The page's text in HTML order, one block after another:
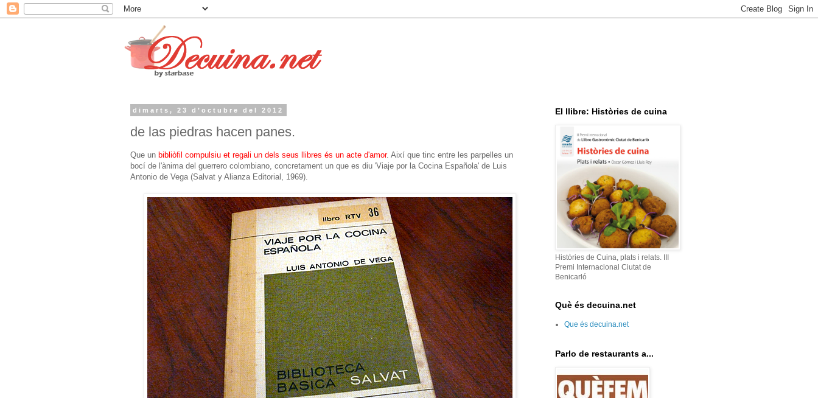
dimarts, 23 d’octubre del 2012
de las piedras hacen panes.
Que un bibliòfil compulsiu et regali un dels seus llibres és un acte d'amor. Així que tinc entre les parpelles un
bocí de l'ànima del guerrero colombiano, concretament un que es diu 'Viaje por la Cocina Española' de Luis
Antonio de Vega (Salvat y Alianza Editorial, 1969).
El llibre: Històries de cuina
Històries de Cuina, plats i relats. III
Premi Internacional Ciutat de
Benicarló
Què és decuina.net
Que és decuina.net
Parlo de restaurants a...